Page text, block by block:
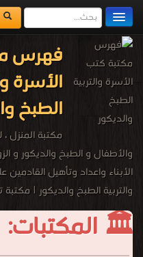
مكتبة الكتب
المكتبات
يُقرأ حالياً
الفهرس
اضف كتاب
فهرس
الأسرة
الطبخ
مكتبة المنزل
والأطفال و الطبخ والديكور و
الأبناء واعداد وتأهيل
والتربية الطبخ والديكور |
🏛 المكتبات: